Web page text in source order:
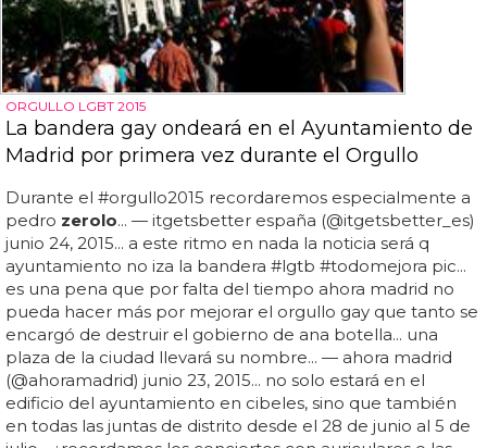
ORGULLO LGBT 2015
La bandera gay ondeará en el Ayuntamiento de
Madrid por primera vez durante el Orgullo
Durante el #orgullo2015 recordaremos especialmente a
pedro zerolo... — itgetsbetter españa (@itgetsbetter_es)
junio 24, 2015... a este ritmo en nada la noticia será q
ayuntamiento no iza la bandera #lgtb #todomejora pic...
es una pena que por falta del tiempo ahora madrid no
pueda hacer más por mejorar el orgullo gay que tanto se
encargó de destruir el gobierno de ana botella... una
plaza de la ciudad llevará su nombre... — ahora madrid
(@ahoramadrid) junio 23, 2015... no solo estará en el
edificio del ayuntamiento en cibeles, sino que también
en todas las juntas de distrito desde el 28 de junio al 5 de